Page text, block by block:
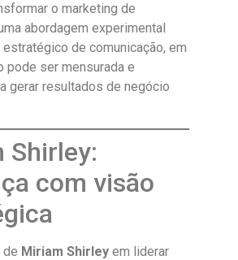
o marketing de
abordagem experimental
estratégico de comunicação, em
pode ser mensurada e
gerar resultados de negócio
Shirley:
com visão
de Miriam Shirley em liderar